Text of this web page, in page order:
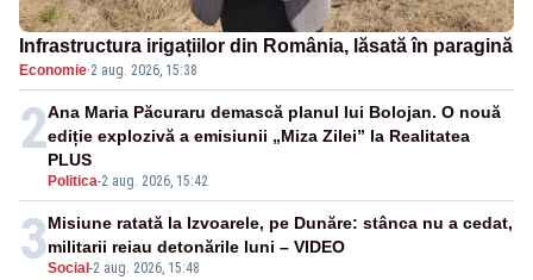
Infrastructura irigațiilor din România, lăsată în paragină
Economie·2 aug. 2026, 15:38
2
Politica-2 aug. 2026, 15:42
Ana Maria Păcuraru demască planul lui Bolojan. O nouă
ediție explozivă a emisiunii „Miza Zilei” la Realitatea
PLUS
3Social -2 aug. 2026, 15:48
Misiune ratată la Izvoarele, pe Dunăre: stânca nu a cedat,
militarii reiau detonările luni – VIDEO